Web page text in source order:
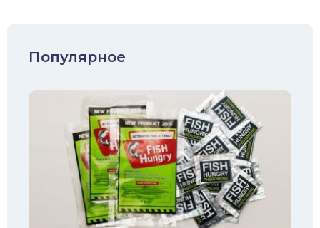
Судак
Плотва
Популярное